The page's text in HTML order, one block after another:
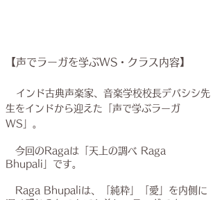
【声でラーガを学ぶWS・クラス内容】
インド古典声楽家、音楽学校校長デバシシ先
生をインドから迎えた「声で学ぶラーガ
WS」。
今回のRagaは「天上の調べ Raga
Bhupali」です。
Raga Bhupaliは、「純粋」「愛」を内側に